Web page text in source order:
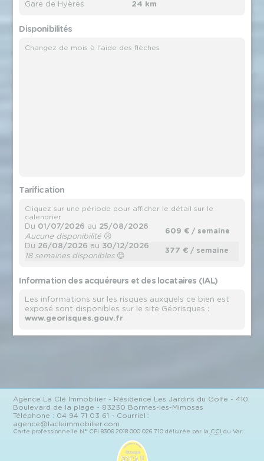
Gare de Hyères
24 km
Disponibilités
Changez de mois à l'aide des flèches
Tarification
Cliquez sur une période pour afficher le détail sur le
calendrier
Du 01/07/2026 au 25/08/2026
Aucune disponibilité 😥
609 € / semaine
Du 26/08/2026 au 30/12/2026
18 semaines disponibles😊
377 € / semaine
Information des acquéreurs et des locataires (IAL)
Les informations sur les risques auxquels ce bien est
exposé sont disponibles sur le site Géorisques :
www.georisques.gouv.fr.
Agence La Clé Immobilier - Résidence Les Jardins du Golfe - 410,
Boulevard de la plage - 83230 Bormes-les-Mimosas
Téléphone : 04 94 71 03 61 - Courriel :
agence@lacleimmobilier.com
Carte professionnelle N° CPI 8306 2018 000 026 710 délivrée par la CCI du Var.